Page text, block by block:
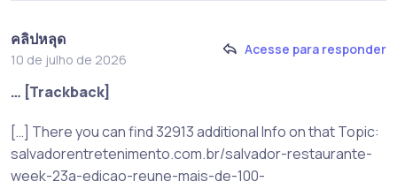
คลิปหลุด
10 de julho de 2026
Acesse para responder
… [Trackback]
[…] There you can find 32913 additional Info on that Topic:
salvadorentretenimento.com.br/salvador-restaurante-
week-23a-edicao-reune-mais-de-100-